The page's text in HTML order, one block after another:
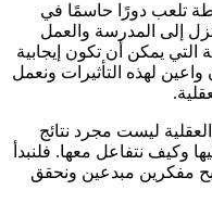
تلعب دورًا حاسمًا في
إلى المدرسة والعمل
التي يمكن أن تكون إيجابية
واعين لهذه التأثيرات ونعمل
العقلية ليست مجرد نتائج
وكيف نتفاعل معها. فلنبدأ
مفكرين مبدعين ونحقق